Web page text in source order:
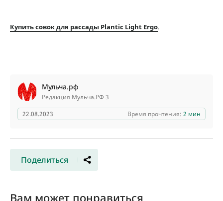
Купить совок для рассады Plantic Light Ergo.
Мульча.рф
Редакция Мульча.РФ 3
22.08.2023
Время прочтения: 2 мин
Поделиться
Вам может понравиться